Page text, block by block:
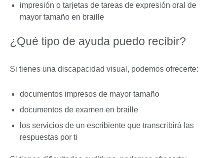
impresión o tarjetas de tareas de expresión oral de
mayor tamaño en braille
¿Qué tipo de ayuda puedo recibir?
Si tienes una discapacidad visual, podemos ofrecerte:
documentos impresos de mayor tamaño
documentos de examen en braille
los servicios de un escribiente que transcribirá las
respuestas por ti